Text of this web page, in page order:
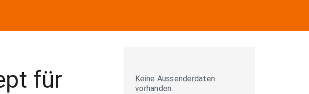
für
Keine Aussenderdaten
vorhanden.